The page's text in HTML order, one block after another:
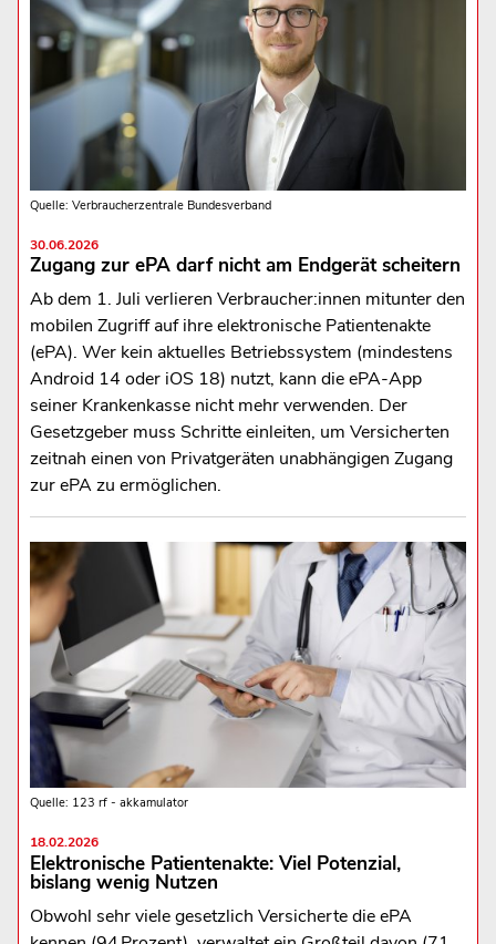
Quelle: Verbraucherzentrale Bundesverband
30.06.2026
Zugang zur ePA darf nicht am Endgerät scheitern
Ab dem 1. Juli verlieren Verbraucher:innen mitunter den
mobilen Zugriff auf ihre elektronische Patientenakte
(ePA). Wer kein aktuelles Betriebssystem (mindestens
Android 14 oder iOS 18) nutzt, kann die ePA-App
seiner Krankenkasse nicht mehr verwenden. Der
Gesetzgeber muss Schritte einleiten, um Versicherten
zeitnah einen von Privatgeräten unabhängigen Zugang
zur ePA zu ermöglichen.
Quelle: 123 rf - akkamulator
18.02.2026
Elektronische Patientenakte: Viel Potenzial,
bislang wenig Nutzen
Obwohl sehr viele gesetzlich Versicherte die ePA